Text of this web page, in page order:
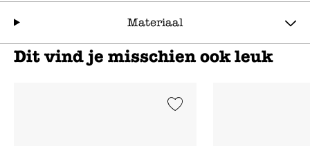
Materiaal
Dit vind je misschien ook leuk
Add to Wishlist